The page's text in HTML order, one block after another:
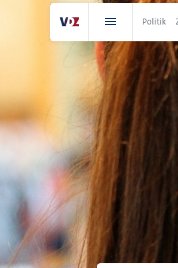
Politik